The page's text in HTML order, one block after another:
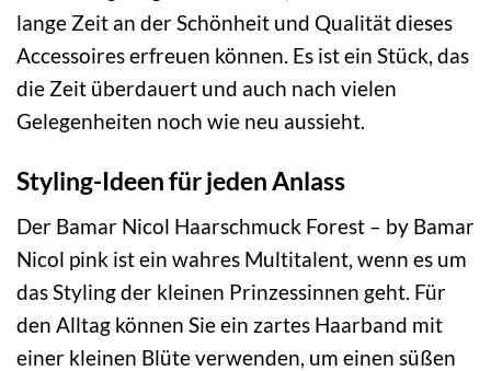
lange Zeit an der Schönheit und Qualität dieses
Accessoires erfreuen können. Es ist ein Stück, das
die Zeit überdauert und auch nach vielen
Gelegenheiten noch wie neu aussieht.
Styling-Ideen für jeden Anlass
Der Bamar Nicol Haarschmuck Forest – by Bamar
Nicol pink ist ein wahres Multitalent, wenn es um
das Styling der kleinen Prinzessinnen geht. Für
den Alltag können Sie ein zartes Haarband mit
einer kleinen Blüte verwenden, um einen süßen